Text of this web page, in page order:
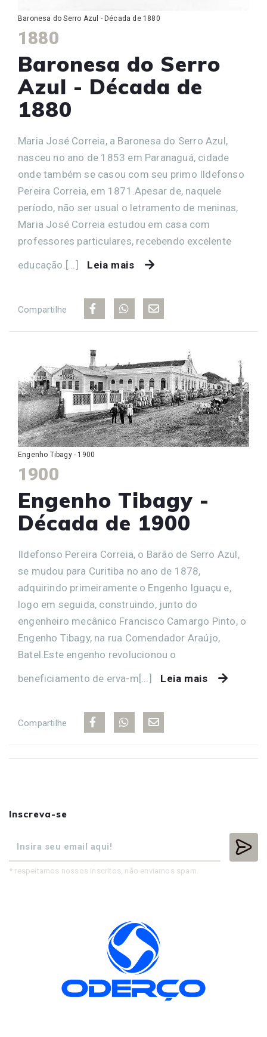
Baronesa do Serro Azul - Década de 1880
1880
Baronesa do Serro
Azul - Década de
1880
Maria José Correia, a Baronesa do Serro Azul,
nasceu no ano de 1853 em Paranaguá, cidade
onde também se casou com seu primo Ildefonso
Pereira Correia, em 1871.Apesar de, naquele
período, não ser usual o letramento de meninas,
Maria José Correia estudou em casa com
professores particulares, recebendo excelente
educação.[...]
Leia mais
Compartilhe
Engenho Tibagy - 1900
1900
Engenho Tibagy -
Década de 1900
Ildefonso Pereira Correia, o Barão de Serro Azul,
se mudou para Curitiba no ano de 1878,
adquirindo primeiramente o Engenho Iguaçu e,
logo em seguida, construindo, junto do
engenheiro mecânico Francisco Camargo Pinto, o
Engenho Tibagy, na rua Comendador Araújo,
Batel.Este engenho revolucionou o
beneficiamento de erva-m[...]
Leia mais
Compartilhe
Inscreva-se
* respeitamos nossos inscritos, não enviamos spam.